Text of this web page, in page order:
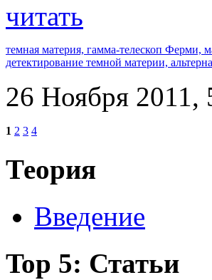
читать
темная материя, гамма-телескоп Ферми,
детектирование темной материи,
26 Ноября
1 2 3 4
Теория
Введение
Top 5: Статьи